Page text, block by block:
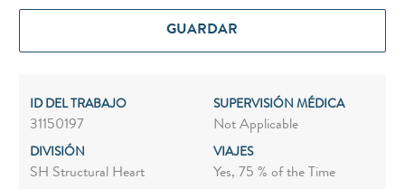
GUARDAR
ID DEL TRABAJO
31150197
SUPERVISIÓN MÉDICA
Not Applicable
DIVISIÓN
SH Structural Heart
VIAJES
Yes, 75 % of the Time